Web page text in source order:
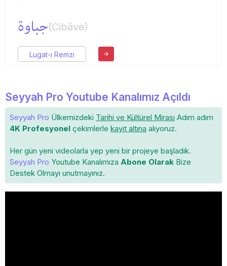
جباوة(Cibâve)
Lugat-ı Remzi
Seyyah Pro Youtube Kanalımız Açıldı
Seyyah Pro Ülkemizdeki Tarihi ve Kültürel Mirası Adım adım
4K Profesyonel çekimlerle kayıt altına alıyoruz.
Her gün yeni videolarla yep yeni bir projeye başladık.
Seyyah Pro Youtube Kanalımıza Abone Olarak Bize
Destek Olmayı unutmayınız.